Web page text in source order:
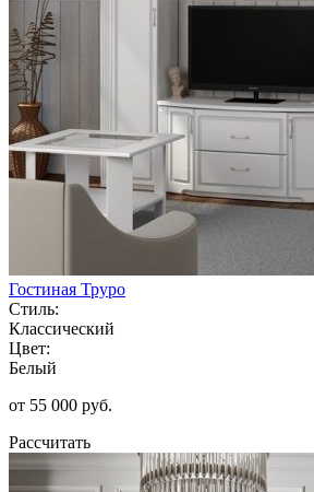
Гостиная Труро
Стиль:
Классический
Цвет:
Белый
от 55 000 руб.
Рассчитать